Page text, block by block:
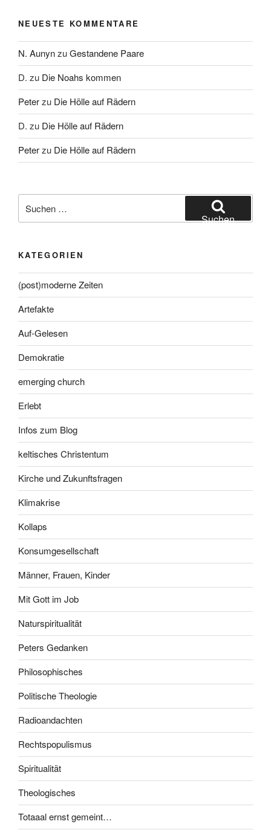
NEUESTE KOMMENTARE
N. AunynzuGestandene Paare
D. zu Die Noahs kommen
Peterzu Die Hölle auf Rädern
D. zu Die Hölle auf Rädern
Peterzu Die Hölle auf Rädern
nach:
Suchen
KATEGORIEN
(post)moderne Zeiten
Artefakte
Auf-Gelesen
Demokratie
emerging church
Erlebt
Infos zum Blog
keltisches Christentum
Kirche und Zukunftsfragen
Klimakrise
Kollaps
Konsumgesellschaft
Männer, Frauen, Kinder
Mit Gott im Job
Naturspiritualität
Peters Gedanken
Philosophisches
Politische Theologie
Radioandachten
Rechtspopulismus
Spiritualität
Theologisches
Totaaal ernst gemeint…